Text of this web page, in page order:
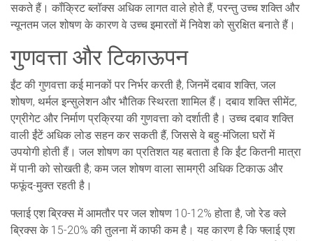
सकते हैं। कॉंक्रिट ब्लॉक्स अधिक लागत वाले होते हैं, परन्तु उच्च शक्ति और
न्यूनतम जल शोषण के कारण वे उच्च इमारतों में निवेश को सुरक्षित बनाते हैं।
गुणवत्ता और टिकाऊपन
ईंट की गुणवत्ता कई मानकों पर निर्भर करती है, जिनमें दबाव शक्ति, जल
शोषण, थर्मल इन्सुलेशन और भौतिक स्थिरता शामिल हैं। दबाव शक्ति सीमेंट,
एग्रीगेट और निर्माण प्रक्रिया की गुणवत्ता को दर्शाती है। उच्च दबाव शक्ति
वाली ईंटें अधिक लोड सहन कर सकती हैं, जिससे वे बहु-मंजिला घरों में
उपयोगी होती हैं। जल शोषण का प्रतिशत यह बताता है कि ईंट कितनी मात्रा
में पानी को सोखती है; कम जल शोषण वाला सामग्री अधिक टिकाऊ और
फफूंद-मुक्त रहती है।
फ्लाई एश ब्रिक्स में आमतौर पर जल शोषण 10-12% होता है, जो रेड क्ले
ब्रिक्स के 15-20% की तुलना में काफी कम है। यह कारण है कि फ्लाई एश